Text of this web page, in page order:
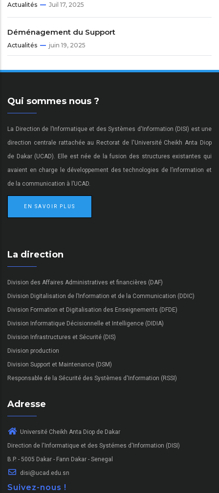
Actualités Juil 17, 2025
Déménagement du Support
Actualités juin 19, 2025
Qui sommes nous ?
La Direction de l’Informatique et des Systèmes d'Information (DISI) est une
direction centrale rattachée au Rectorat de l'Université Cheikh Anta Diop
de Dakar (UCAD). Elle est née de la fusion des structures existantes qui
avaient en charge le développement des technologies de l’information et
de la communication à l’UCAD.
EN SAVOIR PLUS
La direction
Division des Affaires Administratives et financières (DAF)
Division Digitalisation de l’Information et de la Communication (DDIC)
Division Formation et Digitalisation des Enseignements (DFDE)
Division Informatique Décisionnelle et Intelligence (DIDIA)
Division Infrastructures et Sécurité (DIS)
Division production
Division Support et Maintenance (DSM)
Responsable de la Sécurité des Systèmes d'Information (RSSI)
Adresse
Université Cheikh Anta Diop de Dakar
Direction de l'Informatique et des Systémes d'Information (DISI)
B.P. - 5005 Dakar - Fann Dakar - Senegal
disi@ucad.edu.sn
Suivez-nous !